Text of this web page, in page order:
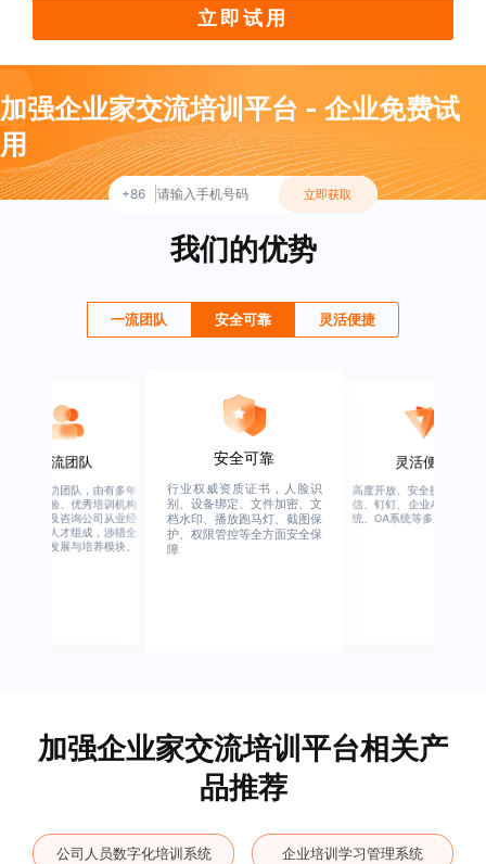
立即试用
加强企业家交流培训平台 - 企业免费试
用
+86 立即获取
我们的优势
一流团队 安全可靠 灵活便捷
一流团队
星客户成功团队，由有多年
业从业经验、优秀培训机构
业经验，及咨询公司从业经
的全行业人才组成，涉猎全
业的人才发展与培养模块。
安全可靠
行业权威资质证书，人脸识
别、设备绑定、文件加密、文
档水印、播放跑马灯、截图保
护、权限管控等全方面安全保
障
灵活便捷
高度开放、安全接口、支持
信、钉钉、企业APP、HER
统、OA系统等多系统集成
加强企业家交流培训平台相关产
品推荐
公司人员数字化培训系统 企业培训学习管理系统